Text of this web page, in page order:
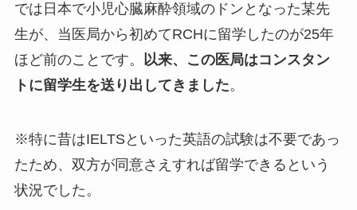
では日本で小児心臓麻酔領域のドンとなった某先
生が、当医局から初めてRCHに留学したのが25年
ほど前のことです。 以来、この医局はコンスタン
トに留学生を送り出してきました。
※特に昔はIELTSといった英語の試験は不要であっ
たため、双方が同意さえすれば留学できるという
状況でした。